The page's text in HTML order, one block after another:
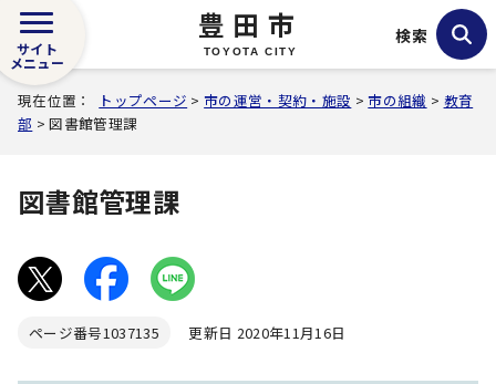
豊田市
TOYOTA CITY
サイト
メニュー
検索
現在位置： トップページ >市の運営・契約・施設 >市の組織 > 教育
部 > 図書館管理課
図書館管理課
ページ番号1037135 更新日 2020年11月16日